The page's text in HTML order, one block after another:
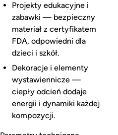
Projekty edukacyjne i
zabawki — bezpieczny
materiał z certyfikatem
FDA, odpowiedni dla
dzieci i szkół.
Dekoracje i elementy
wystawiennicze —
ciepły odcień dodaje
energii i dynamiki każdej
kompozycji.